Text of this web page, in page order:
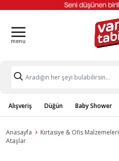
Alışveriş Düğün Baby Shower
Anasayfa Kırtasiye & Ofis Malzemeleri
Ataşlar